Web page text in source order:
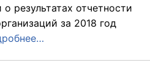
результатах отчетности
за 2018 год